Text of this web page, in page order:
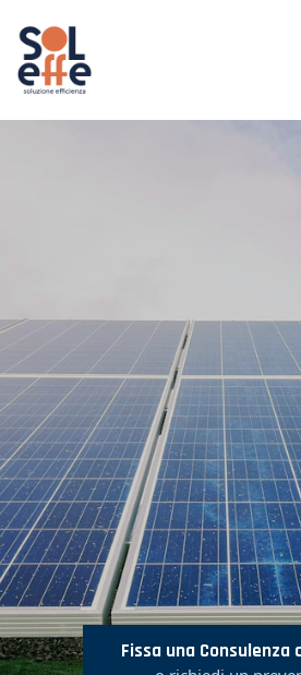
scegli di
all'Energia
PREZZO DI
Fissa una Consulenza